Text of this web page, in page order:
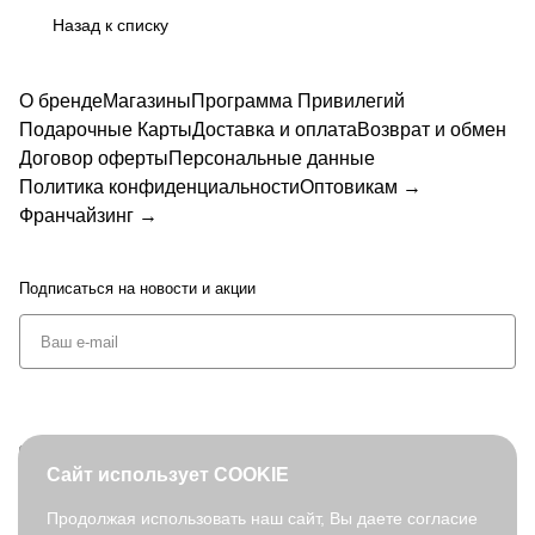
Назад к списку
О брендеМагазиныПрограмма Привилегий
Подарочные КартыДоставка и оплатаВозврат и обмен
Договор офертыПерсональные данные
Политика конфиденциальностиОптовикам →
Франчайзинг →
Подписаться на новости и акции
Сайт использует COOKIE
Продолжая использовать наш сайт, Вы даете согласие